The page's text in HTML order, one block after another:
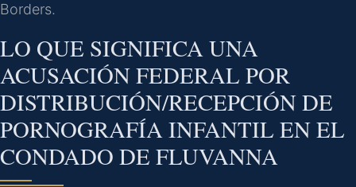
Borders.
LO QUE SIGNIFICA UNA
ACUSACIÓN FEDERAL POR
DISTRIBUCIÓN/RECEPCIÓN DE
PORNOGRAFÍA INFANTIL EN EL
CONDADO DE FLUVANNA